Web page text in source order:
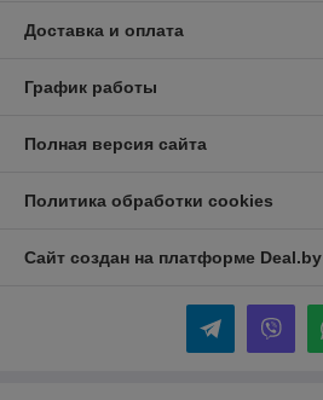
Доставка и оплата
График работы
Полная версия сайта
Политика обработки cookies
Сайт создан на платформе Deal.by